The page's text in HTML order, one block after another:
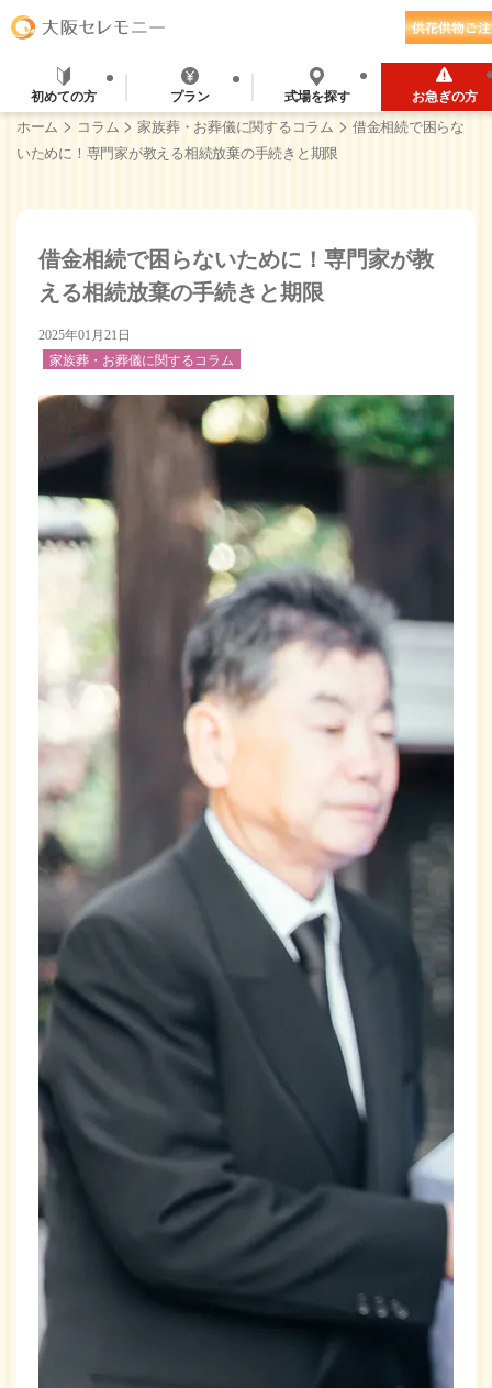
初めての方 プラン 式場を探す お急ぎの方
ホーム > コラム >家族葬・お葬儀に関するコラム > 借金相続で困らな
いために！専門家が教える相続放棄の手続きと期限
借金相続で困らないために！専門家が教
える相続放棄の手続きと期限
2025年01月21日
家族葬・お葬儀に関するコラム